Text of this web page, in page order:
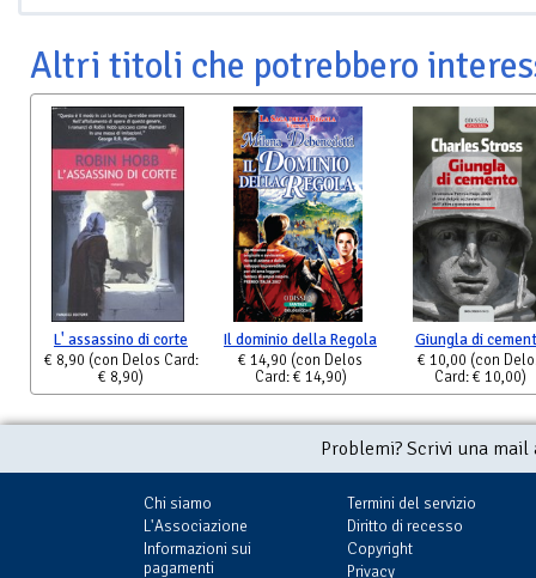
Altri titoli che potrebbero
L' assassino di corte
€ 8,90 (con Delos Card:
€ 8,90)
Il dominio della Regola
€ 14,90 (con Delos
Card: € 14,90)
Giungla di
€ 10,00 (con
Card: € 10,00)
Problemi? Scrivi una
Chi siamo
L'Associazione
Informazioni sui
pagamenti
Termini del servizio
Diritto di recesso
Copyright
Privacy